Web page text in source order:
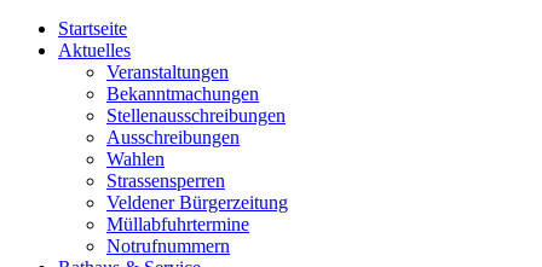
Startseite
Aktuelles
Veranstaltungen
Bekanntmachungen
Stellenausschreibungen
Ausschreibungen
Wahlen
Strassensperren
Veldener Bürgerzeitung
Müllabfuhrtermine
Notrufnummern